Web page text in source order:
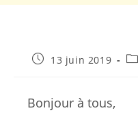
13 juin 2019
Bonjour à tous,